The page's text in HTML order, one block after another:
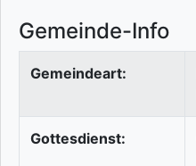
Gemeinde-Info
Gemeindeart:
Gottesdienst: